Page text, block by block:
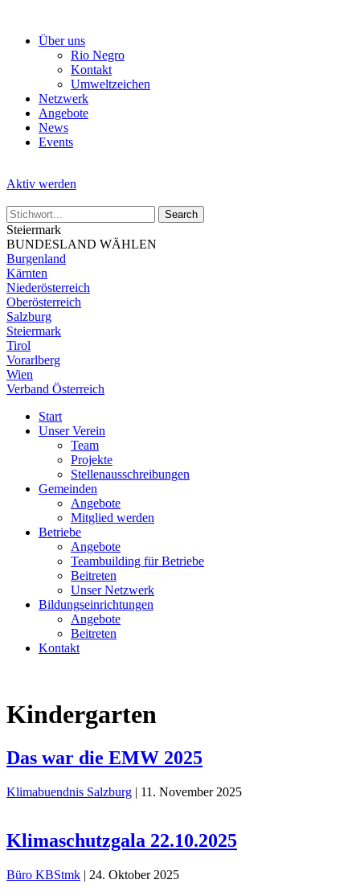
Über uns
Rio Negro
Kontakt
Umweltzeichen
Netzwerk
Angebote
News
Events
Aktiv werden
Steiermark
BUNDESLAND WÄHLEN
Burgenland
Kärnten
Niederösterreich
Oberösterreich
Salzburg
Steiermark
Tirol
Vorarlberg
Wien
Verband Österreich
Start
Unser Verein
Team
Projekte
Stellenausschreibungen
Gemeinden
Angebote
Mitglied werden
Betriebe
Angebote
Teambuilding für Betriebe
Beitreten
Unser Netzwerk
Bildungseinrichtungen
Angebote
Beitreten
Kontakt
Kindergarten
Das war die EMW 2025
Klimabuendnis Salzburg | 11. November 2025
Klimaschutzgala 22.10.2025
Büro KBStmk | 24. Oktober 2025